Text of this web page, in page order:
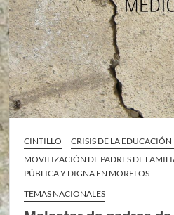
CINTILLO
CRISIS DE LA
MOVILIZACIÓN DE PADRES DE
PÚBLICA Y DIGNA EN MORELOS
TEMAS NACIONALES